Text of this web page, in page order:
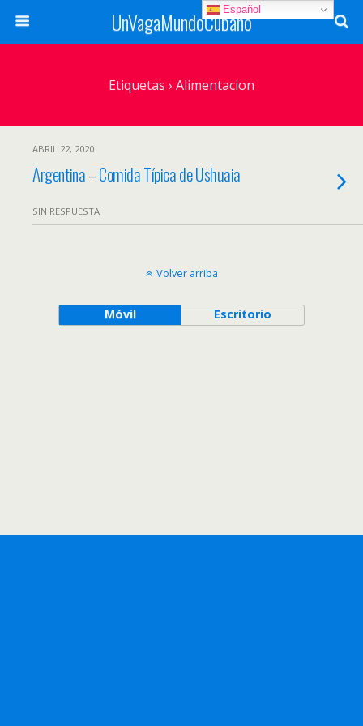
UnVagaMundoCubano
Etiquetas › Alimentacion
ABRIL 22, 2020
Argentina – Comida Típica de Ushuaia
SIN RESPUESTA
Volver arriba
Móvil Escritorio
Español